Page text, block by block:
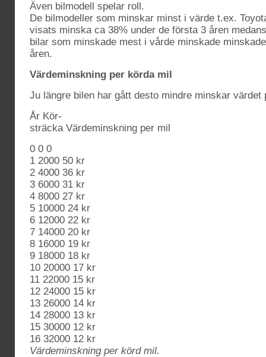
Även bilmodell spelar roll.
De bilmodeller som minskar minst i värde t.ex.
visats minska ca 38% under de första 3 åren
bilar som minskade mest i vårde minskade
åren.
Värdeminskning per körda mil
Ju längre bilen har gått desto mindre minskar värdet
År Kör-
sträcka Värdeminskning per mil
0 0 0
1 2000 50 kr
2 4000 36 kr
3 6000 31 kr
4 8000 27 kr
5 10000 24 kr
6 12000 22 kr
7 14000 20 kr
8 16000 19 kr
9 18000 18 kr
10 20000 17 kr
11 22000 15 kr
12 24000 15 kr
13 26000 14 kr
14 28000 13 kr
15 30000 12 kr
16 32000 12 kr
Värdeminskning per körd mil.